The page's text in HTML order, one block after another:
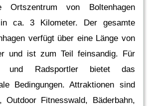
Ortszentrum von Boltenhagen
ca. 3 Kilometer. Der gesamte
verfügt über eine Länge von
und ist zum Teil feinsandig. Für
und Radsportler bietet das
Bedingungen. Attraktionen sind
Outdoor Fitnesswald, Bäderbahn,